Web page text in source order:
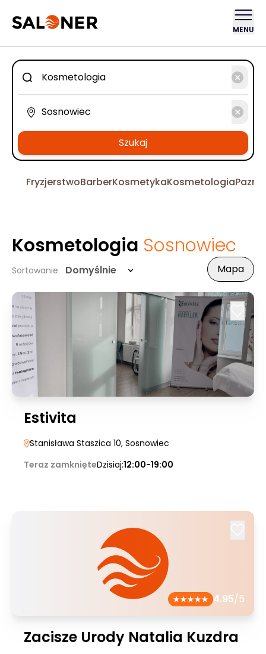
MENU
Szukaj
FryzjerstwoBarberKosmetykaKosmetologia
Kosmetologia Sosnowiec
Sortowanie Domyślnie Mapa
Estivita
Stanisława Staszica 10, Sosnowiec
Teraz zamknięteDzisiaj:12:00-19:00
4.95/5
Zacisze Urody Natalia Kuzdra